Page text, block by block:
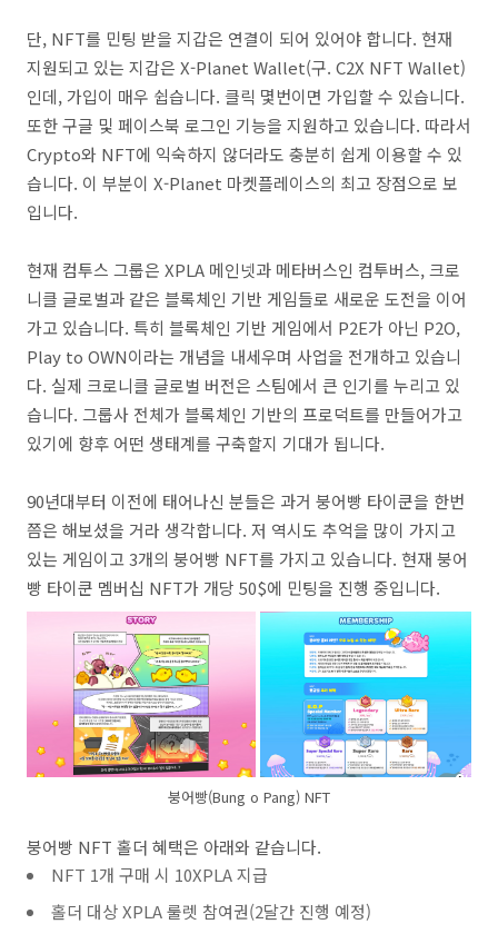
단, NFT를 민팅 받을 지갑은 연결이 되어 있어야 합니다. 현재
지원되고 있는 지갑은 X-Planet Wallet(구. C2X NFT Wallet)
인데, 가입이 매우 쉽습니다. 클릭 몇번이면 가입할 수 있습니다.
또한 구글 및 페이스북 로그인 기능을 지원하고 있습니다. 따라서
Crypto와 NFT에 익숙하지 않더라도 충분히 쉽게 이용할 수 있
습니다. 이 부분이 X-Planet 마켓플레이스의 최고 장점으로 보
입니다.
현재 컴투스 그룹은 XPLA 메인넷과 메타버스인 컴투버스, 크로
니클 글로벌과 같은 블록체인 기반 게임들로 새로운 도전을 이어
가고 있습니다. 특히 블록체인 기반 게임에서 P2E가 아닌 P2O,
Play to OWN이라는 개념을 내세우며 사업을 전개하고 있습니
다. 실제 크로니클 글로벌 버전은 스팀에서 큰 인기를 누리고 있
습니다. 그룹사 전체가 블록체인 기반의 프로덕트를 만들어가고
있기에 향후 어떤 생태계를 구축할지 기대가 됩니다.
90년대부터 이전에 태어나신 분들은 과거 붕어빵 타이쿤을 한번
쯤은 해보셨을 거라 생각합니다. 저 역시도 추억을 많이 가지고
있는 게임이고 3개의 붕어빵 NFT를 가지고 있습니다. 현재 붕어
빵 타이쿤 멤버십 NFT가 개당 50$에 민팅을 진행 중입니다.
붕어빵(Bung o Pang) NFT
붕어빵 NFT 홀더 혜택은 아래와 같습니다.
NFT 1개 구매 시 10XPLA 지급
홀더 대상 XPLA 룰렛 참여권(2달간 진행 예정)